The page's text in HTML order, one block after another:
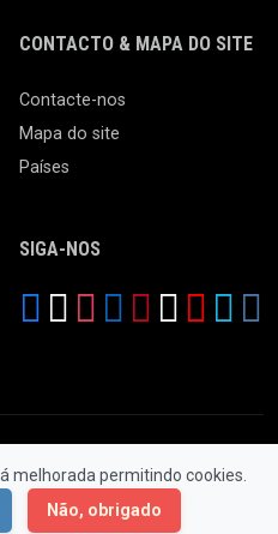
melhorada permitindo cookies.
Não, obrigado
CONTACTO & MAPA DO SITE
Contacte-nos
Mapa do site
Países
SIGA-NOS
os Direitos Reservados.